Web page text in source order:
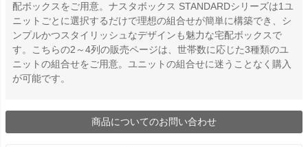
配ボックスをご用意。ナスタボックス STANDARDシリーズは1ユ
ニットごとに選択するだけで理想の組合せが簡単に構築でき、シ
ンプルかつスタイリッシュなデザインも魅力な宅配ボックスで
す。こちらの2～4列の販売ページは、世帯数に応じた3種類のユ
ニットの組合せをご用意。ユニットの組合せに迷うことなく購入
が可能です。
商品についてのお問い合わせ